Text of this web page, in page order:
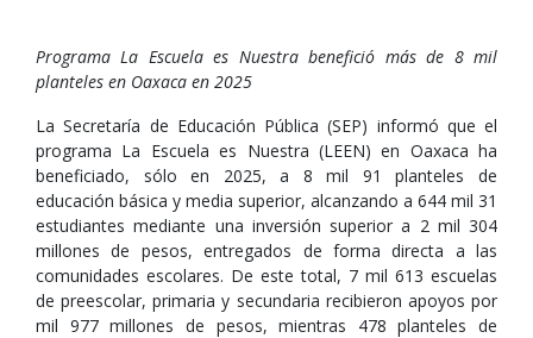
Programa La Escuela es Nuestra benefició más de 8 mil
planteles en Oaxaca en 2025
La Secretaría de Educación Pública (SEP) informó que el
programa La Escuela es Nuestra (LEEN) en Oaxaca ha
beneficiado, sólo en 2025, a 8 mil 91 planteles de
educación básica y media superior, alcanzando a 644 mil 31
estudiantes mediante una inversión superior a 2 mil 304
millones de pesos, entregados de forma directa a las
comunidades escolares. De este total, 7 mil 613 escuelas
de preescolar, primaria y secundaria recibieron apoyos por
mil 977 millones de pesos, mientras 478 planteles de